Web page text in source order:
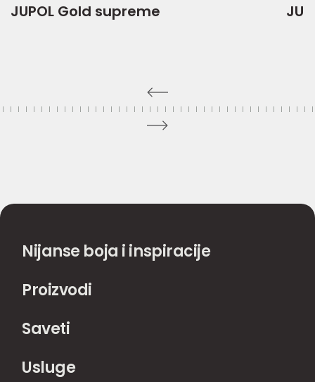
JUPOL Gold supreme
Nijanse boja i inspiracije
Proizvodi
Saveti
Usluge